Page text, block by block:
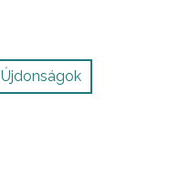
Újdonságok